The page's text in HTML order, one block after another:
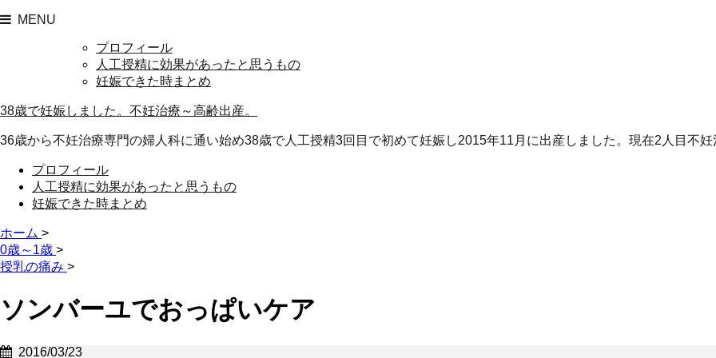
MENU
プロフィール
人工授精に効果があったと思うもの
妊娠できた時まとめ
38歳で妊娠しました。不妊治療～高齢出産。
36歳から不妊治療専門の婦人科に通い始め38歳で人工授精3回目で初めて妊娠し2015年11月に出産しました。現在2人目不妊
プロフィール
人工授精に効果があったと思うもの
妊娠できた時まとめ
ホーム >
0歳～1歳 >
授乳の痛み >
ソンバーユでおっぱいケア
2016/03/23